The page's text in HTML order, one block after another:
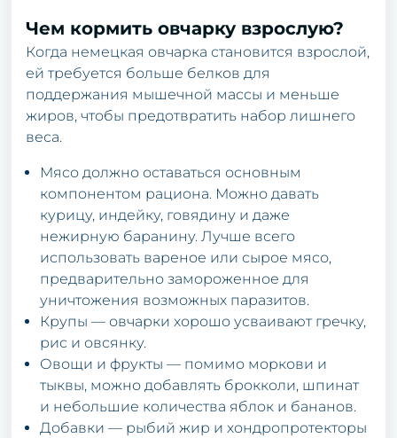
Чем кормить овчарку взрослую?
Когда немецкая овчарка становится взрослой,
ей требуется больше белков для
поддержания мышечной массы и меньше
жиров, чтобы предотвратить набор лишнего
веса.
Мясо должно оставаться основным
компонентом рациона. Можно давать
курицу, индейку, говядину и даже
нежирную баранину. Лучше всего
использовать вареное или сырое мясо,
предварительно замороженное для
уничтожения возможных паразитов.
Крупы — овчарки хорошо усваивают гречку,
рис и овсянку.
Овощи и фрукты — помимо моркови и
тыквы, можно добавлять брокколи, шпинат
и небольшие количества яблок и бананов.
Добавки — рыбий жир и хондропротекторы